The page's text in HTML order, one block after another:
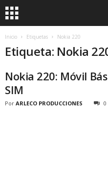
Inicio Etiquetas Nokia 220
Etiqueta: Nokia
Nokia 220: Móvil
SIM
Por ARLECO PRODUCCIONES 0